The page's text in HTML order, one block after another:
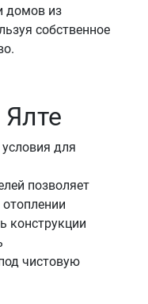
домов из
собственное
Ялте
для
позволяет
конструкции
чистовую